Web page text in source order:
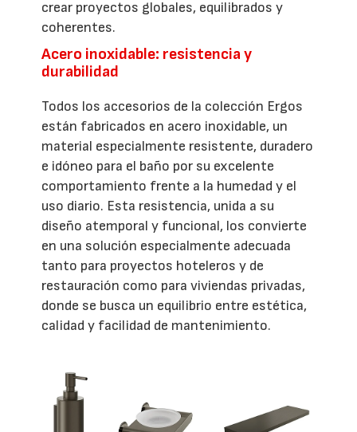
crear proyectos globales, equilibrados y
coherentes.
Acero inoxidable: resistencia y
durabilidad
Todos los accesorios de la colección Ergos
están fabricados en acero inoxidable, un
material especialmente resistente, duradero
e idóneo para el baño por su excelente
comportamiento frente a la humedad y el
uso diario. Esta resistencia, unida a su
diseño atemporal y funcional, los convierte
en una solución especialmente adecuada
tanto para proyectos hoteleros y de
restauración como para viviendas privadas,
donde se busca un equilibrio entre estética,
calidad y facilidad de mantenimiento.